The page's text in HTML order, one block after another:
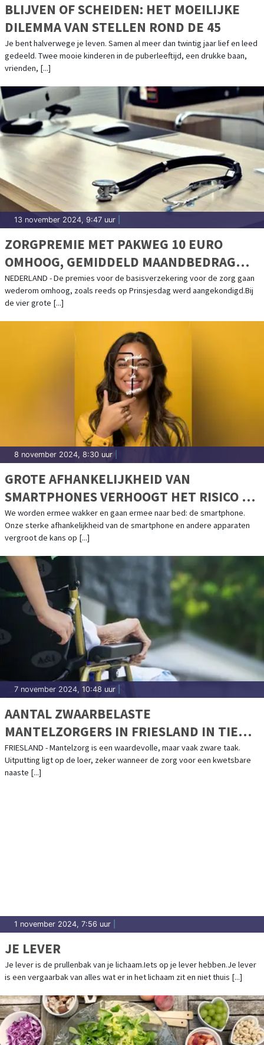
BLIJVEN OF SCHEIDEN: HET MOEILIJKE
DILEMMA VAN STELLEN ROND DE 45
Je bent halverwege je leven. Samen al meer dan twintig jaar lief en leed
gedeeld. Twee mooie kinderen in de puberleeftijd, een drukke baan,
vrienden, [...]
13 november 2024, 9:47 uur
ZORGPREMIE MET PAKWEG 10 EURO
OMHOOG, GEMIDDELD MAANDBEDRAG
KOMT UIT OP 156 EURO
NEDERLAND - De premies voor de basisverzekering voor de zorg gaan
wederom omhoog, zoals reeds op Prinsjesdag werd aangekondigd.Bij
de vier grote [...]
8 november 2024, 8:30 uur
GROTE AFHANKELIJKHEID VAN
SMARTPHONES VERHOOGT HET RISICO OP
GEZONDHEIDSPROBLEMEN
We worden ermee wakker en gaan ermee naar bed: de smartphone.
Onze sterke afhankelijkheid van de smartphone en andere apparaten
vergroot de kans op [...]
7 november 2024, 10:48 uur
AANTAL ZWAARBELASTE
MANTELZORGERS IN FRIESLAND IN TIEN
JAAR TIJD TOEGENOMEN MET 62,8%
FRIESLAND - Mantelzorg is een waardevolle, maar vaak zware taak.
Uitputting ligt op de loer, zeker wanneer de zorg voor een kwetsbare
naaste [...]
1 november 2024, 7:56 uur
JE LEVER
Je lever is de prullenbak van je lichaam.Iets op je lever hebben.Je lever
is een vergaarbak van alles wat er in het lichaam zit en niet thuis [...]